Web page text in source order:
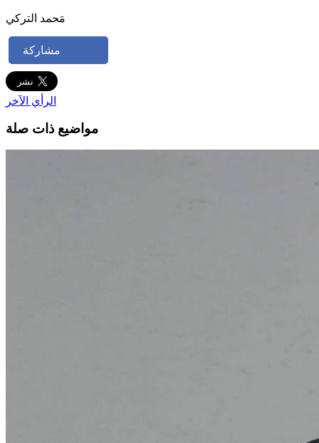
مَحمد التركي
مشاركة
الرأي الآخر
مواضيع ذات صلة